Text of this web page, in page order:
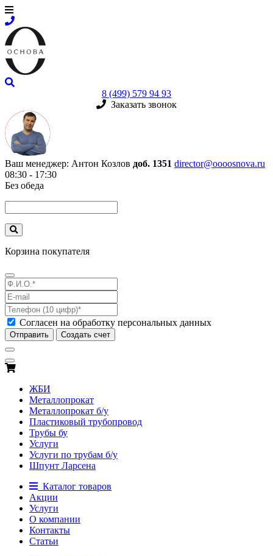
8 (499) 579 94 93
Заказать звонок
Ваш менеджер: Антон Козлов доб. 1351 director@oooosnova.ru
08:30 - 17:30
Без обеда
Корзина покупателя
Согласен на обработку персональных данных
Отправить Создать счет
ЖБИ
Металлопрокат
Металлопрокат б/у
Пластиковый трубопровод
Трубы бу
Услуги
Услуги по трубам б/у
Шпунт Ларсена
Каталог товаров
Акции
Услуги
О компании
Контакты
Статьи